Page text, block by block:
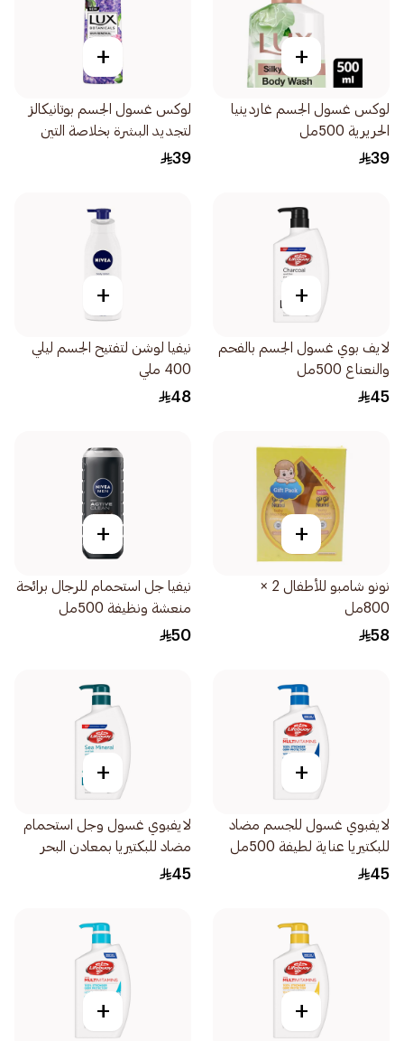
+
لوكس غسول الجسم غاردينيا
الحريرية 500مل
39
+
لوكس غسول الجسم بوتانيكالز
لتجديد البشرة بخلاصة التين
وزيت المسك 500مل
39
+
لايف بوي غسول الجسم بالفحم
والنعناع 500مل
45
+
نيفيا لوشن لتفتيح الجسم ليلي
400 ملي
48
+
نونو شامبو للأطفال 2 ×
800مل
58
+
نيفيا جل استحمام للرجال برائحة
منعشة ونظيفة 500مل
50
+
لايفبوي غسول للجسم مضاد
للبكتيريا عناية لطيفة 500مل
45
+
لايفبوي غسول وجل استحمام
مضاد للبكتيريا بمعادن البحر
500مل
45
+
+